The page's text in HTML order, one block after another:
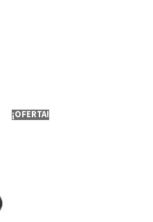
¡OFERTA!